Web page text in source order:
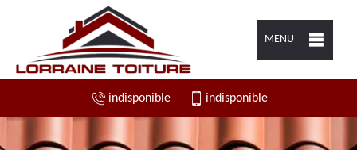
MENU
indisponible indisponible